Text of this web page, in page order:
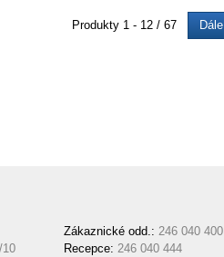
Produkty 1 - 12 / 67 Dále
10
Zákaznické odd.: 246 040 400
Recepce: 246 040 444